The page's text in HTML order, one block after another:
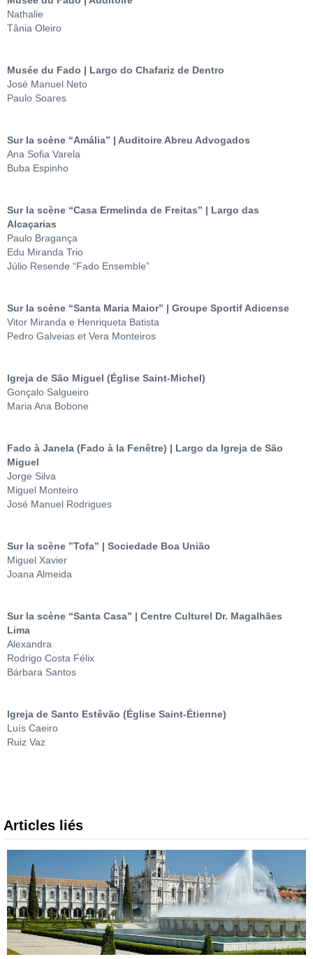
Nathalie
Tânia Oleiro
Musée du Fado | Largo do Chafariz de Dentro
José Manuel Neto
Paulo Soares
Sur la scène “Amália” | Auditoire Abreu Advogados
Ana Sofia Varela
Buba Espinho
Sur la scène “Casa Ermelinda de Freitas” | Largo das
Alcaçarias
Paulo Bragança
Edu Miranda Trio
Júlio Resende “Fado Ensemble”
Sur la scène “Santa Maria Maior” | Groupe Sportif Adicense
Vitor Miranda e Henriqueta Batista
Pedro Galveias et Vera Monteiros
Igreja de São Miguel (Église Saint-Michel)
Gonçalo Salgueiro
Maria Ana Bobone
Fado à Janela (Fado à la Fenêtre) | Largo da Igreja de São
Miguel
Jorge Silva
Miguel Monteiro
José Manuel Rodrigues
Sur la scène ”Tofa” | Sociedade Boa União
Miguel Xavier
Joana Almeida
Sur la scène “Santa Casa” | Centre Culturel Dr. Magalhães
Lima
Alexandra
Rodrigo Costa Félix
Bárbara Santos
Igreja de Santo Estêvão (Église Saint-Étienne)
Luís Caeiro
Ruiz Vaz
Articles liés